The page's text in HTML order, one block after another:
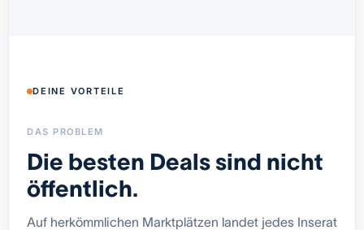
DEINE VORTEILE
DAS PROBLEM
Die besten Deals sind nicht
öffentlich.
Auf herkömmlichen Marktplätzen landet jedes Inserat